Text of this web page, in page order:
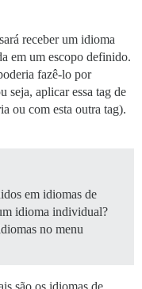
receber um idioma
em um escopo definido.
fazê-lo por
seja, aplicar essa tag de
ou com esta outra tag).
em idiomas de
idioma individual?
no menu